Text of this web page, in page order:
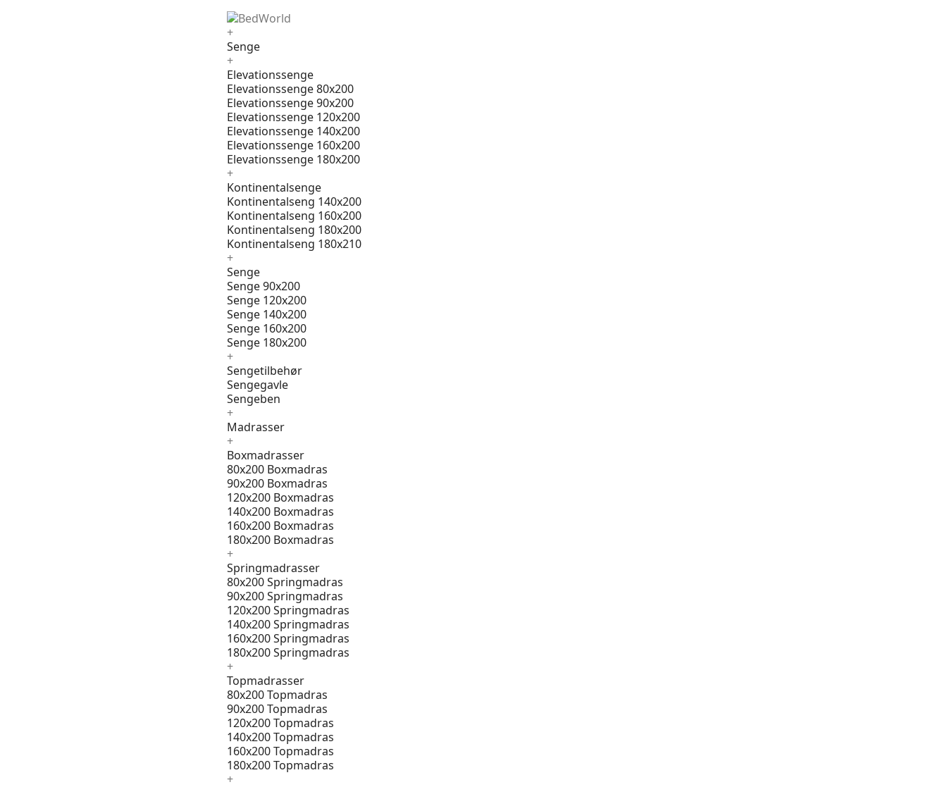
+
Senge
+
Elevationssenge
Elevationssenge 80x200
Elevationssenge 90x200
Elevationssenge 120x200
Elevationssenge 140x200
Elevationssenge 160x200
Elevationssenge 180x200
+
Kontinentalsenge
Kontinentalseng 140x200
Kontinentalseng 160x200
Kontinentalseng 180x200
Kontinentalseng 180x210
+
Senge
Senge 90x200
Senge 120x200
Senge 140x200
Senge 160x200
Senge 180x200
+
Sengetilbehør
Sengegavle
Sengeben
+
Madrasser
+
Boxmadrasser
80x200 Boxmadras
90x200 Boxmadras
120x200 Boxmadras
140x200 Boxmadras
160x200 Boxmadras
180x200 Boxmadras
+
Springmadrasser
80x200 Springmadras
90x200 Springmadras
120x200 Springmadras
140x200 Springmadras
160x200 Springmadras
180x200 Springmadras
+
Topmadrasser
80x200 Topmadras
90x200 Topmadras
120x200 Topmadras
140x200 Topmadras
160x200 Topmadras
180x200 Topmadras
+